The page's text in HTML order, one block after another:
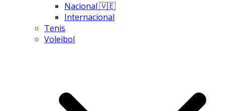
Nacional 🇻🇪
Internacional
Tenis
Voleibol